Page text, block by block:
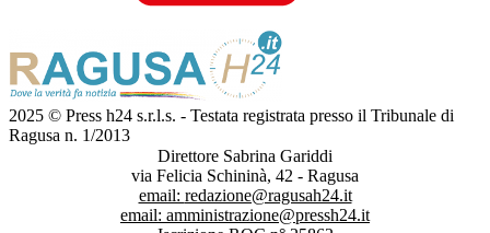
2025 © Press h24 s.r.l.s. - Testata registrata presso il Tribunale di
Ragusa n. 1/2013
Direttore Sabrina Gariddi
via Felicia Schininà, 42 - Ragusa
email: redazione@ragusah24.it
email: amministrazione@pressh24.it